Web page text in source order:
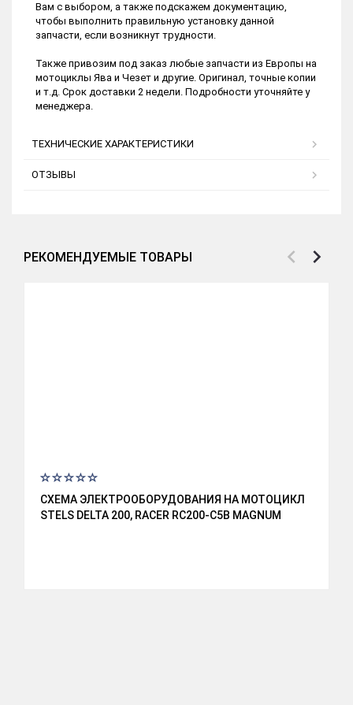
Вам с выбором, а также подскажем документацию,
чтобы выполнить правильную установку данной
запчасти, если возникнут трудности.
Также привозим под заказ любые запчасти из Европы на
мотоциклы Ява и Чезет и другие. Оригинал, точные копии
и т.д. Срок доставки 2 недели. Подробности уточняйте у
менеджера.
ТЕХНИЧЕСКИЕ ХАРАКТЕРИСТИКИ
ОТЗЫВЫ
РЕКОМЕНДУЕМЫЕ ТОВАРЫ
СХЕМА ЭЛЕКТРООБОРУДОВАНИЯ НА МОТОЦИКЛ
STELS DELTA 200, RACER RC200-C5B MAGNUM